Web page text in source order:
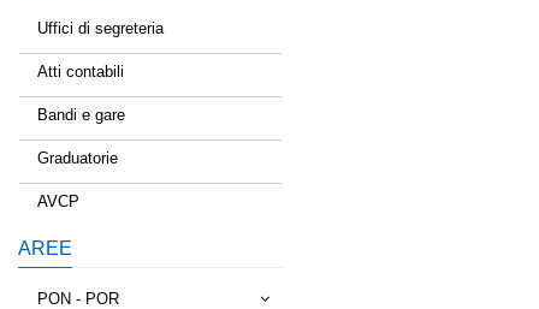
Uffici di segreteria
Atti contabili
Bandi e gare
Graduatorie
AVCP
AREE
PON - POR